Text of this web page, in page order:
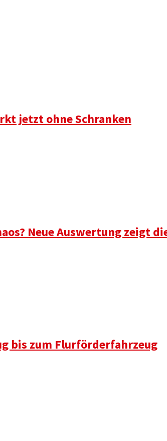
jetzt ohne Schranken
Neue Auswertung zeigt
bis zum Flurförderfahrzeug